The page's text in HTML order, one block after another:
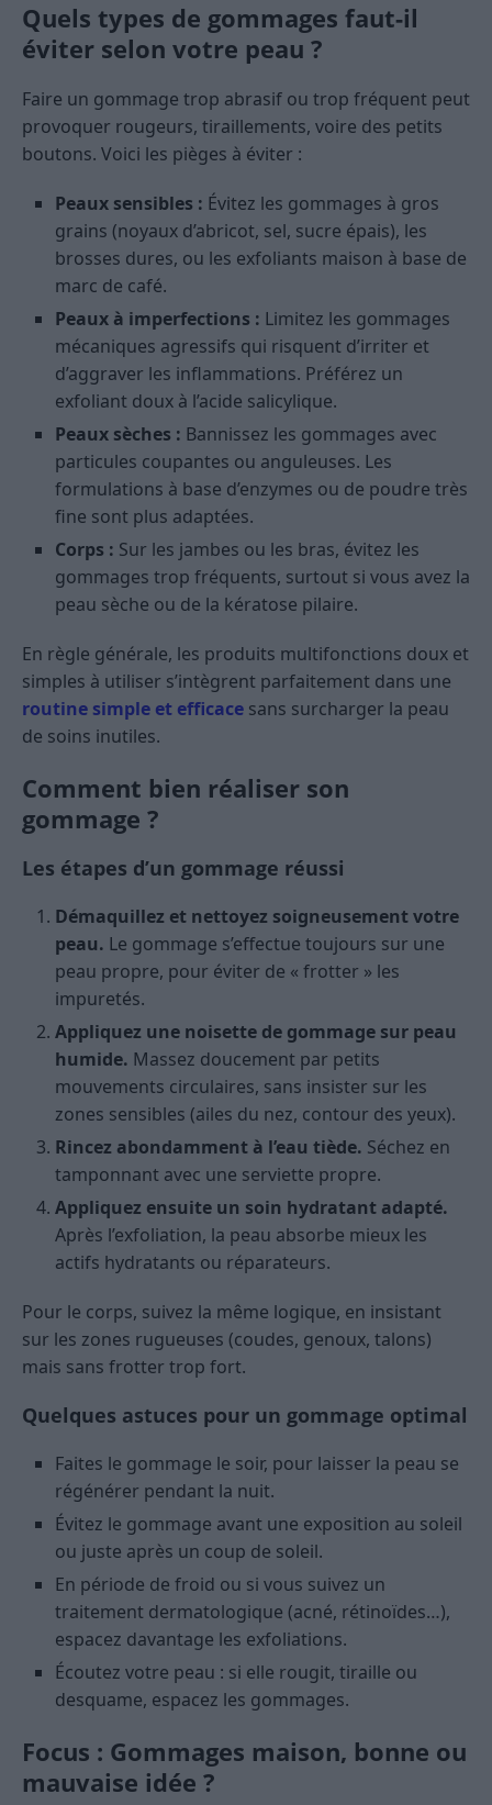
Quels types de gommages faut-il
éviter selon votre peau ?
Faire un gommage trop abrasif ou trop fréquent peut
provoquer rougeurs, tiraillements, voire des petits
boutons. Voici les pièges à éviter :
Peaux sensibles : Évitez les gommages à gros
grains (noyaux d’abricot, sel, sucre épais), les
brosses dures, ou les exfoliants maison à base de
marc de café.
Peaux à imperfections : Limitez les gommages
mécaniques agressifs qui risquent d’irriter et
d’aggraver les inflammations. Préférez un
exfoliant doux à l’acide salicylique.
Peaux sèches : Bannissez les gommages avec
particules coupantes ou anguleuses. Les
formulations à base d’enzymes ou de poudre très
fine sont plus adaptées.
Corps : Sur les jambes ou les bras, évitez les
gommages trop fréquents, surtout si vous avez la
peau sèche ou de la kératose pilaire.
En règle générale, les produits multifonctions doux et
simples à utiliser s’intègrent parfaitement dans une
routine simple et efficace sans surcharger la peau
de soins inutiles.
Comment bien réaliser son
gommage ?
Les étapes d’un gommage réussi
Démaquillez et nettoyez soigneusement votre
peau. Le gommage s’effectue toujours sur une
peau propre, pour éviter de « frotter » les
impuretés.
Appliquez une noisette de gommage sur peau
humide. Massez doucement par petits
mouvements circulaires, sans insister sur les
zones sensibles (ailes du nez, contour des yeux).
Rincez abondamment à l’eau tiède. Séchez en
tamponnant avec une serviette propre.
Appliquez ensuite un soin hydratant adapté.
Après l’exfoliation, la peau absorbe mieux les
actifs hydratants ou réparateurs.
Pour le corps, suivez la même logique, en insistant
sur les zones rugueuses (coudes, genoux, talons)
mais sans frotter trop fort.
Quelques astuces pour un gommage optimal
Faites le gommage le soir, pour laisser la peau se
régénérer pendant la nuit.
Évitez le gommage avant une exposition au soleil
ou juste après un coup de soleil.
En période de froid ou si vous suivez un
traitement dermatologique (acné, rétinoïdes…),
espacez davantage les exfoliations.
Écoutez votre peau : si elle rougit, tiraille ou
desquame, espacez les gommages.
Focus : Gommages maison, bonne ou
mauvaise idée ?